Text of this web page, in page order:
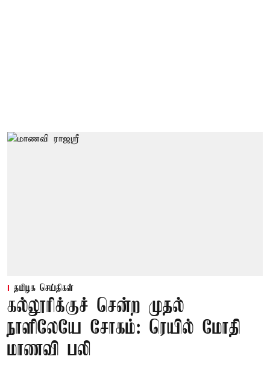
தமிழக செய்திகள்
கல்லூரிக்குச் சென்ற முதல்
நாளிலேயே சோகம்: ரெயில் மோதி
மாணவி பலி